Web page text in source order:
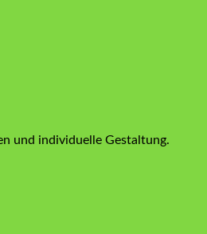
und individuelle Gestaltung.